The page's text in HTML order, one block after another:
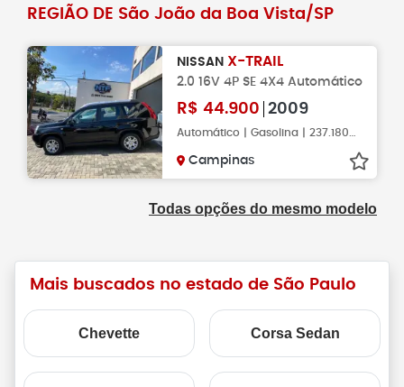
REGIÃO DE São João da Boa Vista/SP
NISSAN X-TRAIL
2.0 16V 4P SE 4X4 Automático
R$ 44.900 2009
Campinas
Todas opções do mesmo modelo
Mais buscados no estado de São Paulo
Chevette Corsa Sedan